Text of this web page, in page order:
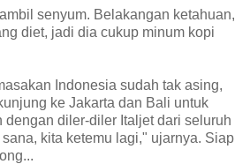
senyum. Belakangan ketahuan,
diet, jadi dia cukup minum kopi
Indonesia sudah tak asing,
ke Jakarta dan Bali untuk
dengan diler-diler Italjet dari seluruh
kita ketemu lagi," ujarnya. Siap